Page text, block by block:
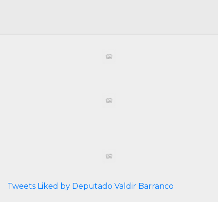
Tweets Liked by Deputado Valdir Barranco